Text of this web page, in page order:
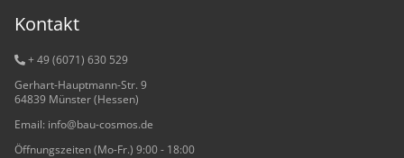
Kontakt
+ 49 (6071) 630 529
Gerhart-Hauptmann-Str. 9
64839 Münster (Hessen)
Email: info@bau-cosmos.de
Öffnungszeiten (Mo-Fr.) 9:00 - 18:00